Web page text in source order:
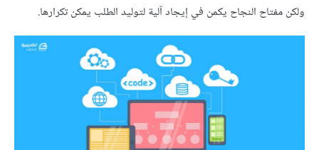
ولكن مفتاح النجاح يكمن في إيجاد آلية لتوليد الطلب يمكن تكرارها.